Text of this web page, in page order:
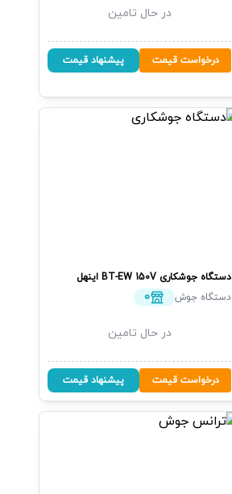
در حال تامین
درخواست قیمت پیشنهاد قیمت
دستگاه جوشکاری BT-EW 150V اینهل
دستگاه جوش
0
در حال تامین
درخواست قیمت پیشنهاد قیمت